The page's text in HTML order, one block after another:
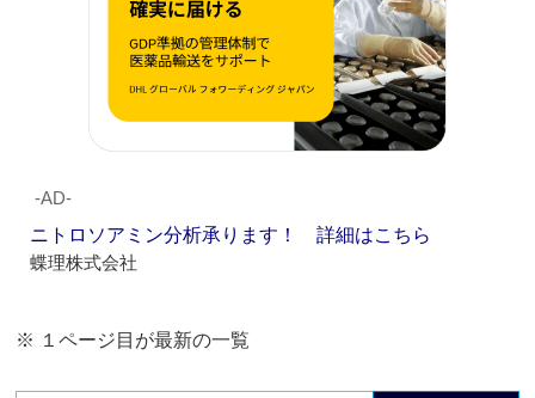
‐AD‐
ニトロソアミン分析承ります！ 詳細はこちら
蝶理株式会社
※ １ページ目が最新の一覧